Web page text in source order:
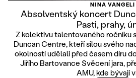
NINA VANGELI
Absolventský koncert
Pasti, prahy,
Z kolektivu talentovaného ročníku
Duncan Centre, kteří silou svého
okolností udělali před časem díru
Jiřího Bartovance Svěcení jara,
AMU, kde bývají